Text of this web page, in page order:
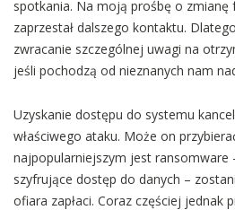
spotkania. Na moją prośbę o zmianę
zaprzestał dalszego kontaktu.
zwracanie szczególnej uwagi na
jeśli pochodzą od nieznanych nam
Uzyskanie dostępu do systemu
właściwego ataku. Może on
najpopularniejszym jest ransomware
szyfrujące dostęp do danych –
ofiara zapłaci. Coraz częściej jednak